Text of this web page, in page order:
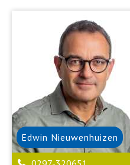
Edwin Nieuwenhuizen